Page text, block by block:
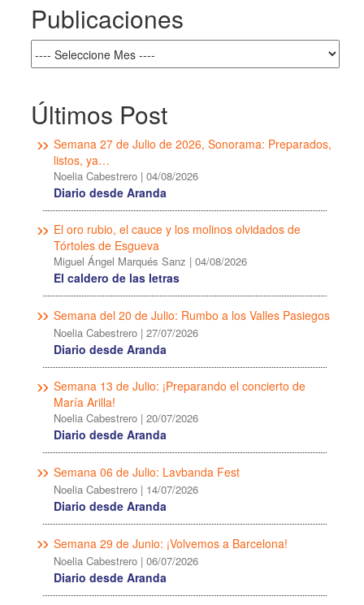
Publicaciones
Últimos Post
Semana 27 de Julio de 2026, Sonorama: Preparados,
listos, ya…
Noelia Cabestrero | 04/08/2026
Diario desde Aranda
El oro rubio, el cauce y los molinos olvidados de
Tórtoles de Esgueva
Miguel Ángel Marqués Sanz | 04/08/2026
El caldero de las letras
Semana del 20 de Julio: Rumbo a los Valles Pasiegos
Noelia Cabestrero | 27/07/2026
Diario desde Aranda
Semana 13 de Julio: ¡Preparando el concierto de
María Arilla!
Noelia Cabestrero | 20/07/2026
Diario desde Aranda
Semana 06 de Julio: Lavbanda Fest
Noelia Cabestrero | 14/07/2026
Diario desde Aranda
Semana 29 de Junio: ¡Volvemos a Barcelona!
Noelia Cabestrero | 06/07/2026
Diario desde Aranda